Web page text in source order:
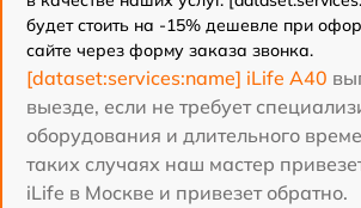
будет стоить на -15% дешевле при
сайте через форму заказа звонка.
[dataset:services:name] iLife A40
выезде, если не требует
оборудования и длительного
таких случаях наш мастер
iLife в Москве и привезет обратно.